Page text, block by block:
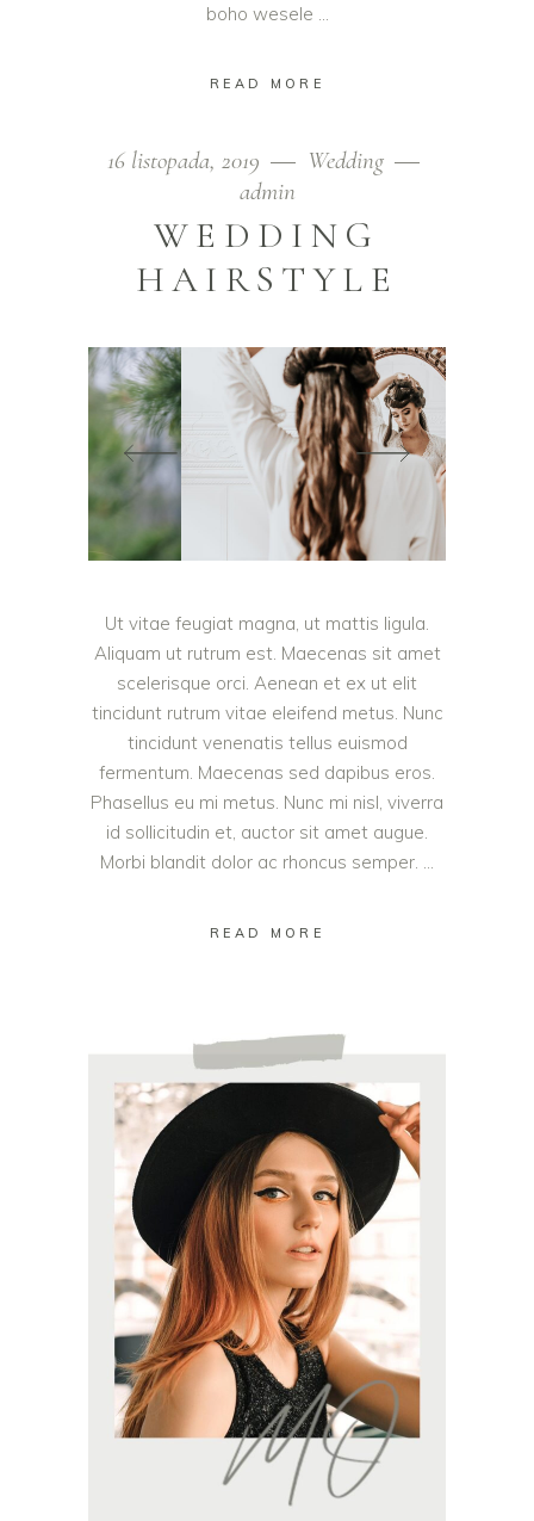
boho wesele
READ MORE
16 listopada, 2019
Wedding
admin
WEDDING
HAIRSTYLE
Ut vitae feugiat magna, ut mattis ligula.
Aliquam ut rutrum est. Maecenas sit amet
scelerisque orci. Aenean et ex ut elit
tincidunt rutrum vitae eleifend metus. Nunc
tincidunt venenatis tellus euismod
fermentum. Maecenas sed dapibus eros.
Phasellus eu mi metus. Nunc mi nisl, viverra
id sollicitudin et, auctor sit amet augue.
Morbi blandit dolor ac rhoncus semper.
READ MORE